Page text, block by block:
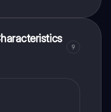
9